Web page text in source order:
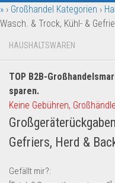
Garten & Werkzeug
Geschäft, Büro &
Geschenkartikel
Handy und Smartphone
Kosmetik & Pflege
Lebensmittel & Getränke
Multimedia & Elektro
Münzen
» › Großhandel Kategorien ›
Wasch. & Trock, Kühl- &
HAUSHALTSWAREN
TOP B2B-
sparen.
Keine Gebühren,
Gefriers, Herd &
Gefällt mir?: